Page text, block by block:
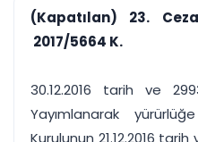
Duruşma ve görev
takvimi
Hatırlatma ve
Tek panelde uçtan uca
UYAP & UETS
(Kapatılan) 23.
2017/5664 K.
30.12.2016 tarih ve
Yayımlanarak
Kurulunun 21.12.2016 tarih